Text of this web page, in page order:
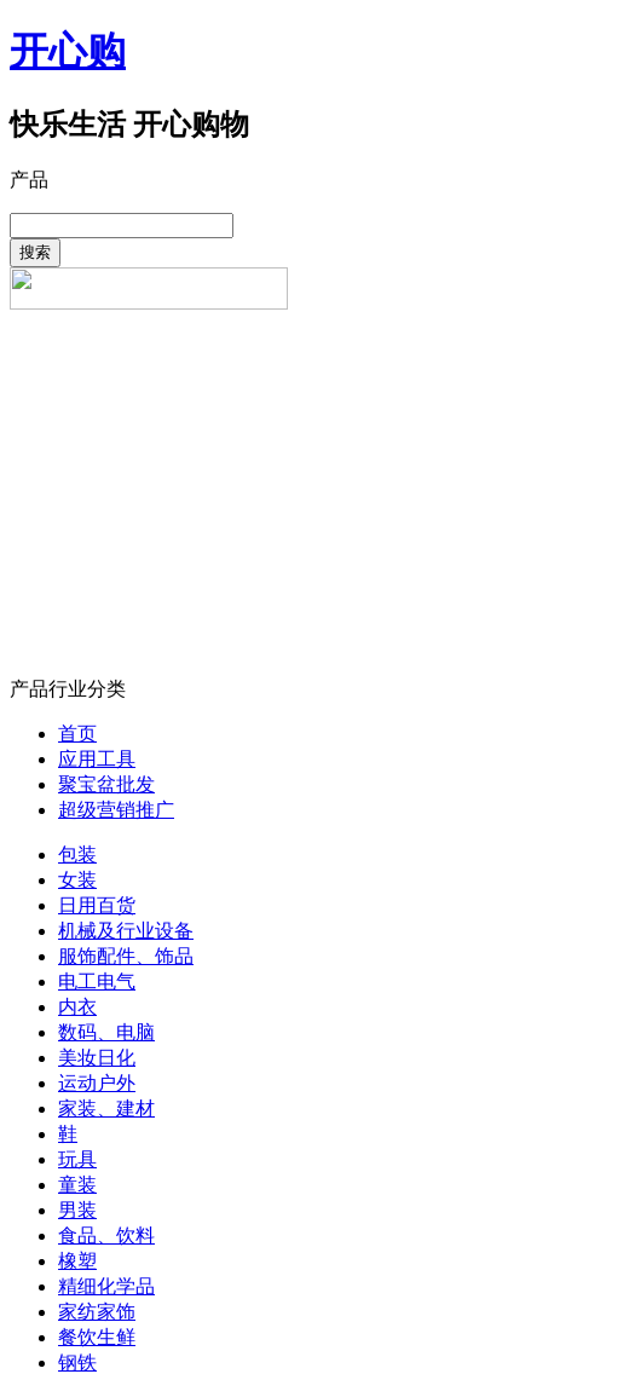
开心购
快乐生活 开心购物
产品
搜索
产品行业分类
首页
应用工具
聚宝盆批发
超级营销推广
包装
女装
日用百货
机械及行业设备
服饰配件、饰品
电工电气
内衣
数码、电脑
美妆日化
运动户外
家装、建材
鞋
玩具
童装
男装
食品、饮料
橡塑
精细化学品
家纺家饰
餐饮生鲜
钢铁